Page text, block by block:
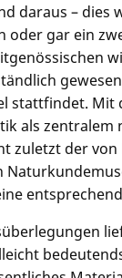
daraus – dies
oder gar ein
stattfindet.
als
zuletzt der